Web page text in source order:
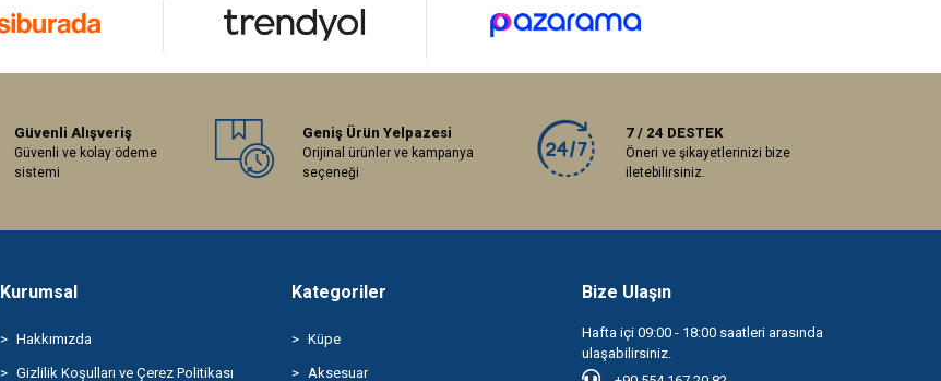
Güvenli Alışveriş
Güvenli ve kolay ödeme
sistemi
Geniş Ürün Yelpazesi
Orijinal ürünler ve kampanya
seçeneği
7 / 24 DESTEK
Öneri ve şikayetlerinizi bize
iletebilirsiniz.
Kurumsal
Hakkımızda
Gizlilik Koşulları ve Çerez Politikası
Kategoriler
Küpe
Aksesuar
Bize Ulaşın
Hafta içi 09:00 - 18:00 saatleri arasında
ulaşabilirsiniz.